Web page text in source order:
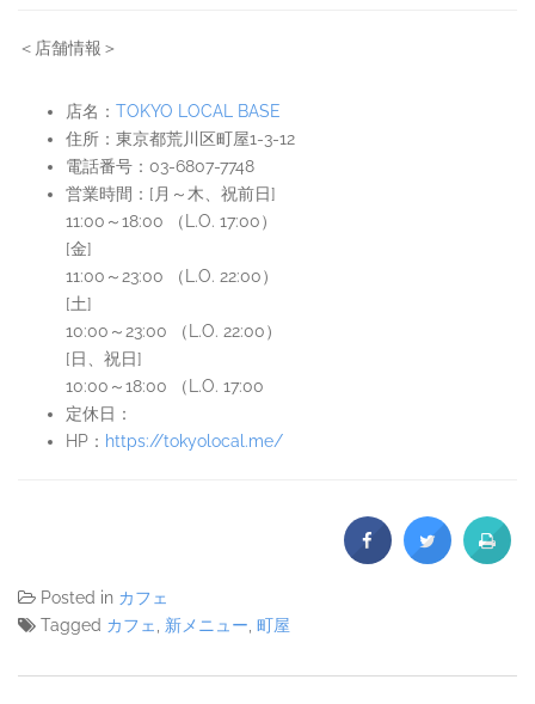
＜店舗情報＞
店名： TOKYO LOCAL BASE
住所：東京都荒川区町屋1-3-12
電話番号：03-6807-7748
営業時間：[月～木、祝前日]
11:00～18:00 （L.O. 17:00）
[金]
11:00～23:00 （L.O. 22:00）
[土]
10:00～23:00 （L.O. 22:00）
[日、祝日]
10:00～18:00 （L.O. 17:00
定休日：
HP： https://tokyolocal.me/
Posted in カフェ
Tagged カフェ, 新メニュー, 町屋